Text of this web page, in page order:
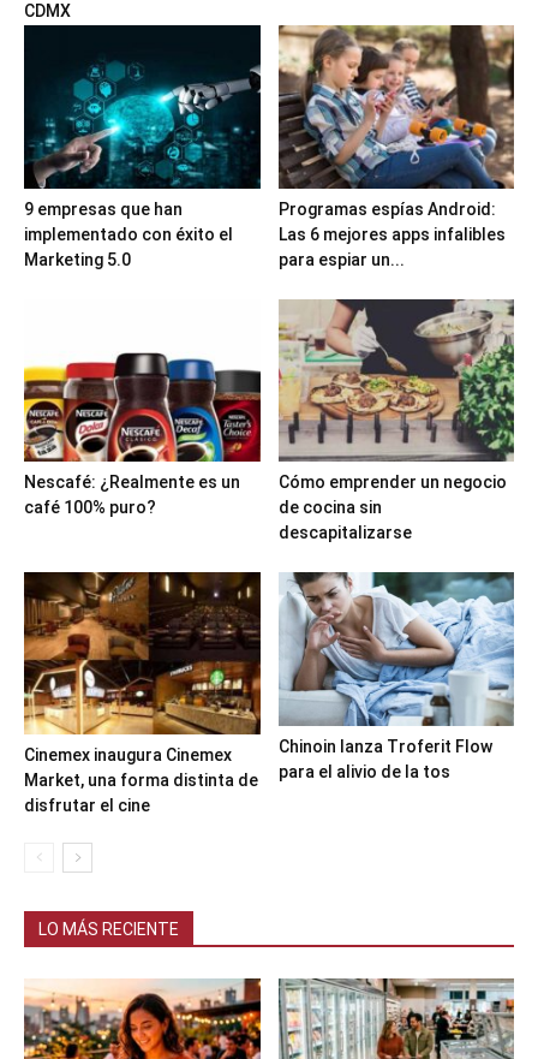
CDMX
9 empresas que han
implementado con éxito el
Marketing 5.0
Programas espías Android:
Las 6 mejores apps infalibles
para espiar un...
Nescafé: ¿Realmente es un
café 100% puro?
Cómo emprender un negocio
de cocina sin
descapitalizarse
Cinemex inaugura Cinemex
Market, una forma distinta de
disfrutar el cine
Chinoin lanza Troferit Flow
para el alivio de la tos
LO MÁS RECIENTE